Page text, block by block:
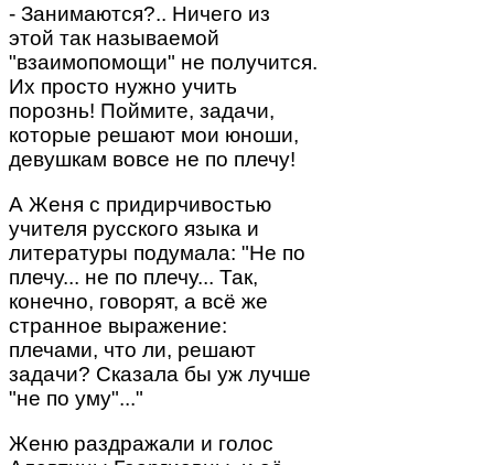
- Занимаются?.. Ничего из
этой так называемой
"взаимопомощи" не получится.
Их просто нужно учить
порознь! Поймите, задачи,
которые решают мои юноши,
девушкам вовсе не по плечу!
А Женя с придирчивостью
учителя русского языка и
литературы подумала: "Не по
плечу... не по плечу... Так,
конечно, говорят, а всё же
странное выражение:
плечами, что ли, решают
задачи? Сказала бы уж лучше
"не по уму"..."
Женю раздражали и голос